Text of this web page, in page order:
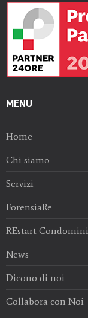
MENU
Home
Chi siamo
Servizi
ForensiaRe
REstart Condomini
News
Dicono di noi
Collabora con Noi